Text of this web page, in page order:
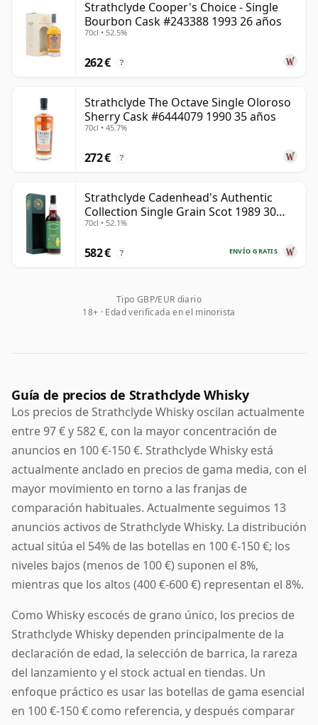
Strathclyde Cooper's Choice - Single
Bourbon Cask #243388 1993 26 años
70cl • 52.5%
262 € ?
Strathclyde The Octave Single Oloroso
Sherry Cask #6444079 1990 35 años
70cl • 45.7%
272 € ?
Strathclyde Cadenhead's Authentic
Collection Single Grain Scot 1989 30
años
70cl • 52.1%
ENVÍO GRATIS
582 € ?
Tipo GBP/EUR diario
18+ · Edad verificada en el minorista
Guía de precios de Strathclyde Whisky
Los precios de Strathclyde Whisky oscilan actualmente
entre 97 € y 582 €, con la mayor concentración de
anuncios en 100 €-150 €. Strathclyde Whisky está
actualmente anclado en precios de gama media, con el
mayor movimiento en torno a las franjas de
comparación habituales. Actualmente seguimos 13
anuncios activos de Strathclyde Whisky. La distribución
actual sitúa el 54% de las botellas en 100 €-150 €; los
niveles bajos (menos de 100 €) suponen el 8%,
mientras que los altos (400 €-600 €) representan el 8%.
Como Whisky escocés de grano único, los precios de
Strathclyde Whisky dependen principalmente de la
declaración de edad, la selección de barrica, la rareza
del lanzamiento y el stock actual en tiendas. Un
enfoque práctico es usar las botellas de gama esencial
en 100 €-150 € como referencia, y después comparar